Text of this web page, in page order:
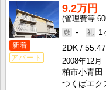
新着
アパート
9.2万円
-
1
2DK
2008年12月
柏市小青田
つくばエク